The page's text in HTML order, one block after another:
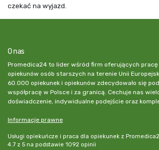
czekać na wyjazd.
O nas
Promedica24 to lider wśród firm oferujących pracę
opiekunów osób starszych na terenie Unii
60.000 opiekunek i opiekunów zdecydowało się
współpracę w Polsce i za granicą. Cechuje nas
doświadczenie, indywidualne podejście oraz
Informacje prawne
Usługi opiekuńcze i praca dla opiekunek z
4.7 z 5 na podstawie 1092 opinii